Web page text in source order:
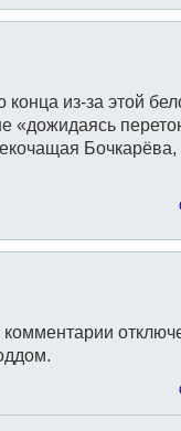
из-за этой
«дожидаясь
Бочкарёва,
комментарии